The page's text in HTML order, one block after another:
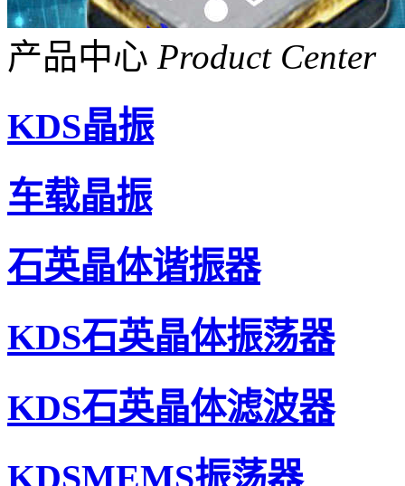
KDS晶振,压控温补晶振,DSA211SCM晶振
产品中心 Product Center
KDS晶振
车载晶振
石英晶体谐振器
KDS石英晶体振荡器
KDS石英晶体滤波器
KDSMEMS振荡器